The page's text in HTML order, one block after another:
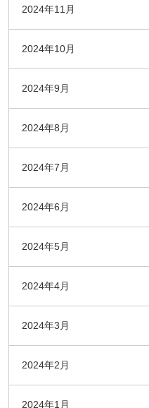
2024年11月
2024年10月
2024年9月
2024年8月
2024年7月
2024年6月
2024年5月
2024年4月
2024年3月
2024年2月
2024年1月